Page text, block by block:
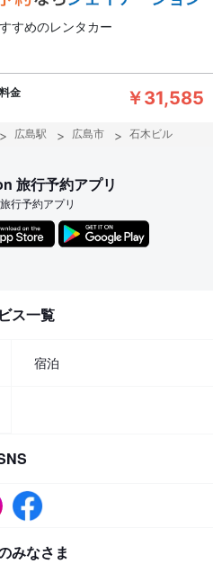
すめのレンタカー
金 ￥31,585
広島駅 広島市 石木ビル
旅行予約アプリ
行予約アプリ
ス一覧
宿泊
みなさま